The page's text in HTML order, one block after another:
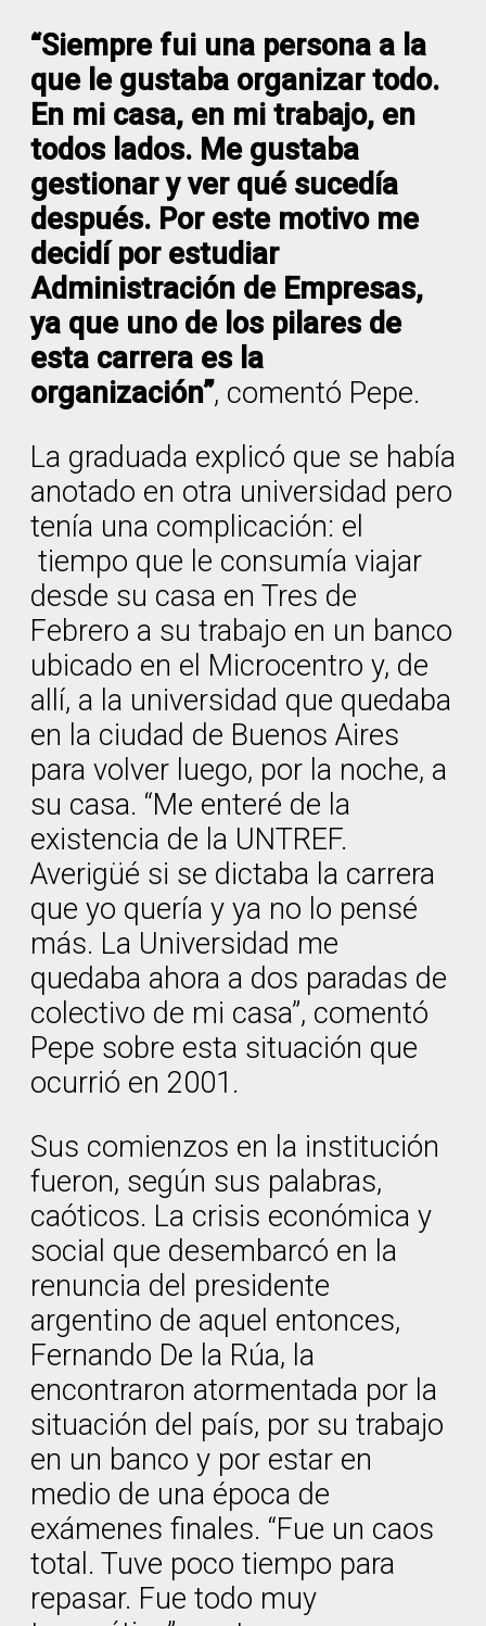
“Siempre fui una persona a la
que le gustaba organizar todo.
En mi casa, en mi trabajo, en
todos lados. Me gustaba
gestionar y ver qué sucedía
después. Por este motivo me
decidí por estudiar
Administración de Empresas,
ya que uno de los pilares de
esta carrera es la
organización”, comentó Pepe.
La graduada explicó que se había
anotado en otra universidad pero
tenía una complicación: el
tiempo que le consumía viajar
desde su casa en Tres de
Febrero a su trabajo en un banco
ubicado en el Microcentro y, de
allí, a la universidad que quedaba
en la ciudad de Buenos Aires
para volver luego, por la noche, a
su casa. “Me enteré de la
existencia de la UNTREF.
Averigüé si se dictaba la carrera
que yo quería y ya no lo pensé
más. La Universidad me
quedaba ahora a dos paradas de
colectivo de mi casa”, comentó
Pepe sobre esta situación que
ocurrió en 2001.
Sus comienzos en la institución
fueron, según sus palabras,
caóticos. La crisis económica y
social que desembarcó en la
renuncia del presidente
argentino de aquel entonces,
Fernando De la Rúa, la
encontraron atormentada por la
situación del país, por su trabajo
en un banco y por estar en
medio de una época de
exámenes finales. “Fue un caos
total. Tuve poco tiempo para
repasar. Fue todo muy